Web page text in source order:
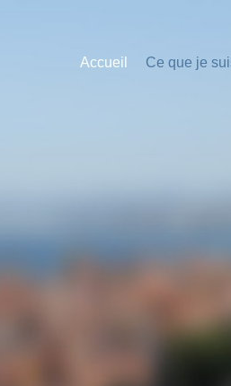
Accueil Ce que je